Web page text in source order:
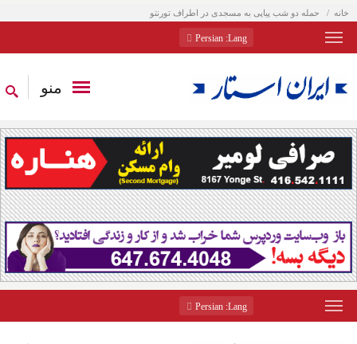
خانه حمله دو شب پیاپی به مسجدی در اطراف تورنتو
Lang
: Persian
منو
Lang
: Persian